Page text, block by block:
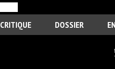
CRITIQUE DOSSIER